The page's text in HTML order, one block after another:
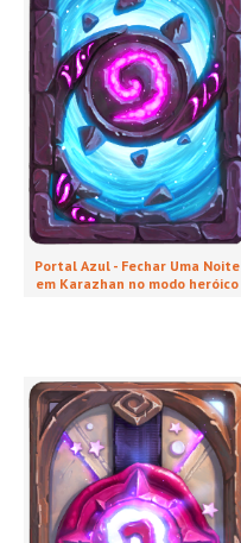
Portal Azul - Fechar Uma Noite
em Karazhan no modo heróico